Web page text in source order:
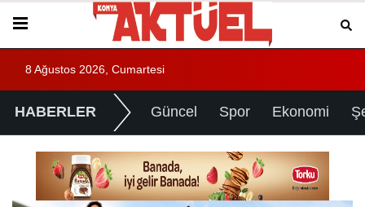
8 Ağustos 2026, Cumartesi
HABERLER Güncel Spor Ekonomi